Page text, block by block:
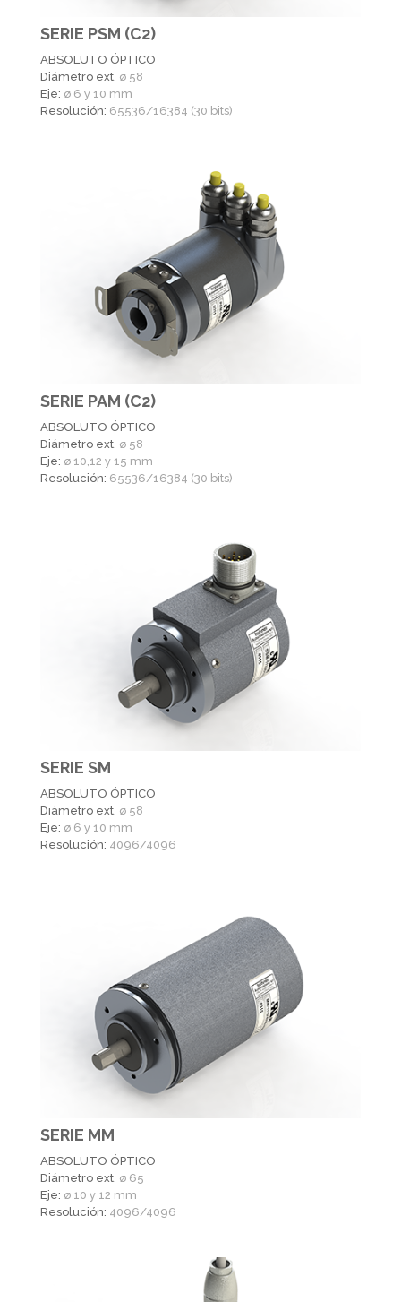
SERIE PSM (C2)
ABSOLUTO ÓPTICO
Diámetro ext. ø 58
Eje: ø 6 y 10 mm
Resolución: 65536/16384 (30 bits)
SERIE PAM (C2)
ABSOLUTO ÓPTICO
Diámetro ext. ø 58
Eje: ø 10,12 y 15 mm
Resolución: 65536/16384 (30 bits)
SERIE SM
ABSOLUTO ÓPTICO
Diámetro ext. ø 58
Eje: ø 6 y 10 mm
Resolución: 4096/4096
SERIE MM
ABSOLUTO ÓPTICO
Diámetro ext. ø 65
Eje: ø 10 y 12 mm
Resolución: 4096/4096